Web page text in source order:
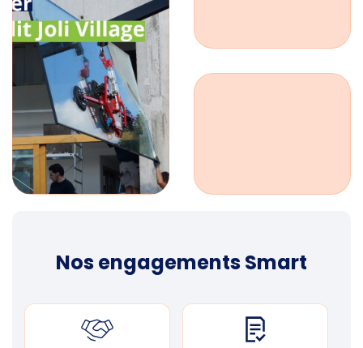
Nos engagements Smart